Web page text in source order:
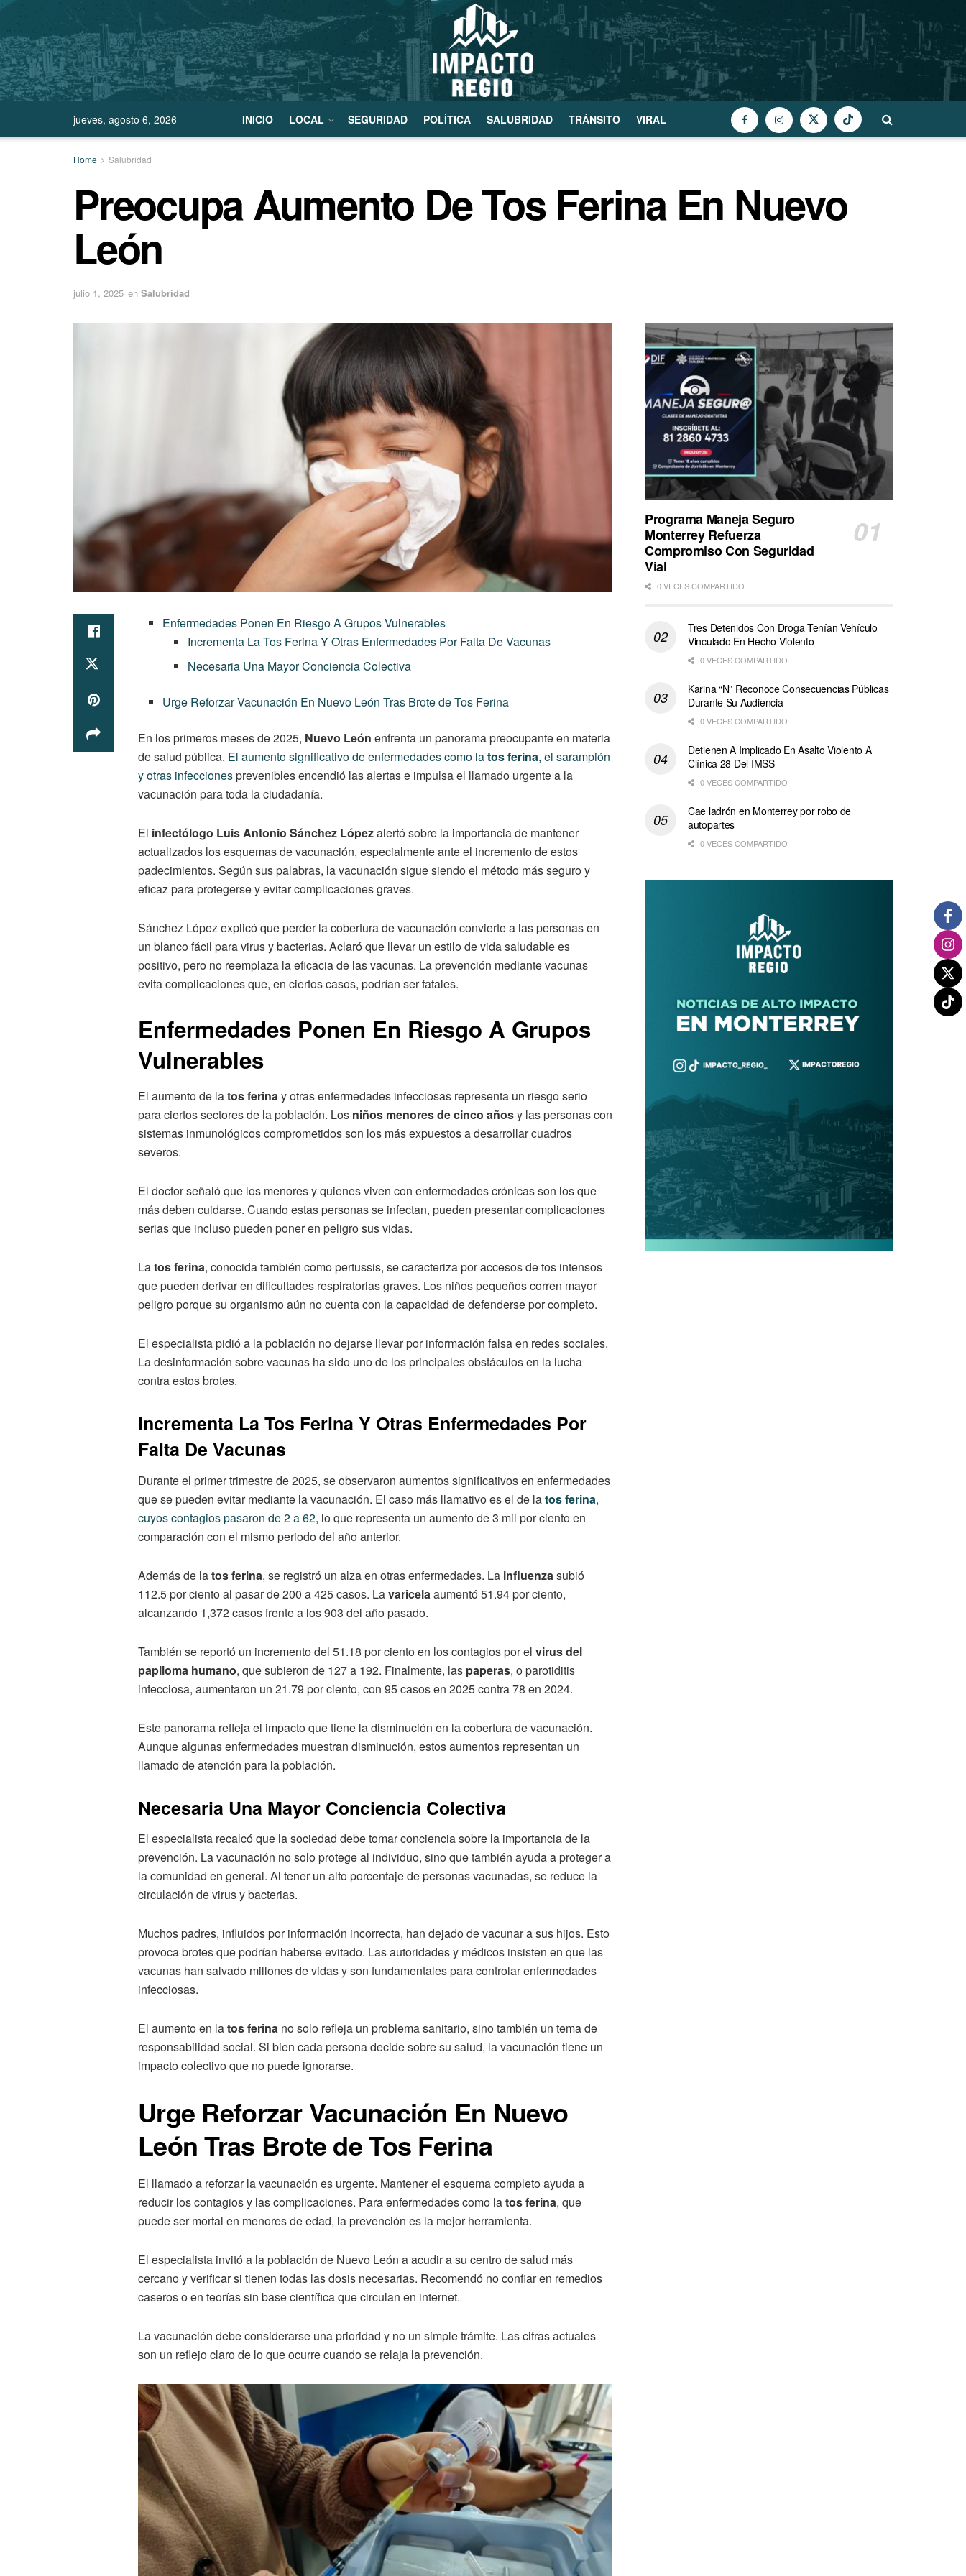
jueves, agosto 6, 2026 INICIO LOCAL SEGURIDAD POLÍTICA SALUBRIDAD TRÁNSITO VIRAL
Home Salubridad
Preocupa Aumento De Tos Ferina En Nuevo
León
julio 1, 2025 en Salubridad
Enfermedades Ponen En Riesgo A Grupos Vulnerables
Incrementa La Tos Ferina Y Otras Enfermedades Por Falta De Vacunas
Necesaria Una Mayor Conciencia Colectiva
Urge Reforzar Vacunación En Nuevo León Tras Brote de Tos Ferina
En los primeros meses de 2025, Nuevo León enfrenta un panorama preocupante en materia
de salud pública. El aumento significativo de enfermedades como latos ferina, el sarampión
y otras infeccionesprevenibles encendió las alertas e impulsa el llamado urgente a la
vacunación para toda la ciudadanía.
El infectólogo Luis Antonio Sánchez Lópezalertó sobre la importancia de mantener
actualizados los esquemas de vacunación, especialmente ante el incremento de estos
padecimientos. Según sus palabras, la vacunación sigue siendo el método más seguro y
eficaz para protegerse y evitar complicaciones graves.
Sánchez López explicó que perder la cobertura de vacunación convierte a las personas en
un blanco fácil para virus y bacterias. Aclaró que llevar un estilo de vida saludable es
positivo, pero no reemplaza la eficacia de las vacunas. La prevención mediante vacunas
evita complicaciones que, en ciertos casos, podrían ser fatales.
Enfermedades Ponen En Riesgo A Grupos
Vulnerables
El aumento de latos ferinay otras enfermedades infecciosas representa un riesgo serio
para ciertos sectores de la población. Los niños menores de cinco añosy las personas con
sistemas inmunológicos comprometidos son los más expuestos a desarrollar cuadros
severos.
El doctor señaló que los menores y quienes viven con enfermedades crónicas son los que
más deben cuidarse. Cuando estas personas se infectan, pueden presentar complicaciones
serias que incluso pueden poner en peligro sus vidas.
Latos ferina, conocida también como pertussis, se caracteriza por accesos de tos intensos
que pueden derivar en dificultades respiratorias graves. Los niños pequeños corren mayor
peligro porque su organismo aún no cuenta con la capacidad de defenderse por completo.
El especialista pidió a la población no dejarse llevar por información falsa en redes sociales.
La desinformación sobre vacunas ha sido uno de los principales obstáculos en la lucha
contra estos brotes.
Incrementa La Tos Ferina Y Otras Enfermedades Por
Falta De Vacunas
Durante el primer trimestre de 2025, se observaron aumentos significativos en enfermedades
que se pueden evitar mediante la vacunación. El caso más llamativo es el de latos ferina,
cuyos contagios pasaron de 2 a 62, lo que representa un aumento de 3 mil por ciento en
comparación con el mismo periodo del año anterior.
Además de latos ferina, se registró un alza en otras enfermedades. La influenza subió
112.5 por ciento al pasar de 200 a 425 casos. Lavaricela aumentó 51.94 por ciento,
alcanzando 1,372 casos frente a los 903 del año pasado.
También se reportó un incremento del 51.18 por ciento en los contagios por el virus del
papiloma humano, que subieron de 127 a 192. Finalmente, las paperas, o parotiditis
infecciosa, aumentaron un 21.79 por ciento, con 95 casos en 2025 contra 78 en 2024.
Este panorama refleja el impacto que tiene la disminución en la cobertura de vacunación.
Aunque algunas enfermedades muestran disminución, estos aumentos representan un
llamado de atención para la población.
Necesaria Una Mayor Conciencia Colectiva
El especialista recalcó que la sociedad debe tomar conciencia sobre la importancia de la
prevención. La vacunación no solo protege al individuo, sino que también ayuda a proteger a
la comunidad en general. Al tener un alto porcentaje de personas vacunadas, se reduce la
circulación de virus y bacterias.
Muchos padres, influidos por información incorrecta, han dejado de vacunar a sus hijos. Esto
provoca brotes que podrían haberse evitado. Las autoridades y médicos insisten en que las
vacunas han salvado millones de vidas y son fundamentales para controlar enfermedades
infecciosas.
El aumento en latos ferina no solo refleja un problema sanitario, sino también un tema de
responsabilidad social. Si bien cada persona decide sobre su salud, la vacunación tiene un
impacto colectivo que no puede ignorarse.
Urge Reforzar Vacunación En Nuevo
León Tras Brote de Tos Ferina
El llamado a reforzar la vacunación es urgente. Mantener el esquema completo ayuda a
reducir los contagios y las complicaciones. Para enfermedades como latos ferina, que
puede ser mortal en menores de edad, la prevención es la mejor herramienta.
El especialista invitó a la población de Nuevo León a acudir a su centro de salud más
cercano y verificar si tienen todas las dosis necesarias. Recomendó no confiar en remedios
caseros o en teorías sin base científica que circulan en internet.
La vacunación debe considerarse una prioridad y no un simple trámite. Las cifras actuales
son un reflejo claro de lo que ocurre cuando se relaja la prevención.
Programa Maneja Seguro
Monterrey Refuerza
Compromiso Con Seguridad
Vial
0 VECES COMPARTIDO
Tres Detenidos Con Droga Tenían Vehículo
Vinculado En Hecho Violento
0 VECES COMPARTIDO
Karina “N” Reconoce Consecuencias Públicas
Durante Su Audiencia
0 VECES COMPARTIDO
Detienen A Implicado En Asalto Violento A
Clínica 28 Del IMSS
0 VECES COMPARTIDO
Cae ladrón en Monterrey por robo de
autopartes
0 VECES COMPARTIDO